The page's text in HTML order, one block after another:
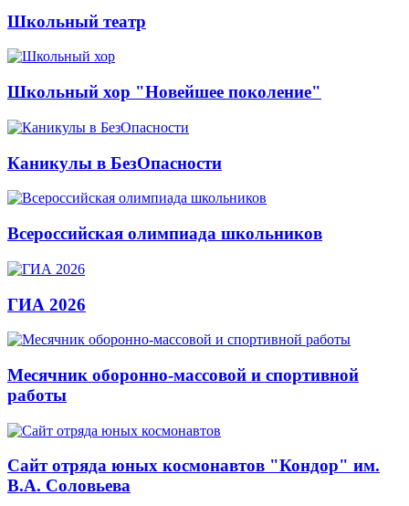
Школьный театр
Школьный хор "Новейшее поколение"
Каникулы в БезОпасности
Всероссийская олимпиада школьников
ГИА 2026
Месячник оборонно-массовой и спортивной
работы
Сайт отряда юных космонавтов "Кондор" им.
В.А. Соловьева